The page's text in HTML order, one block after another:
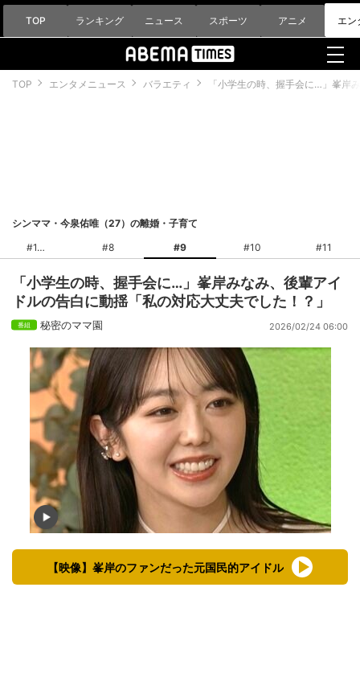
TOP ランキング ニュース スポーツ アニメ エン
TOP エンタメニュース バラエティ 「小学生の時、握手会に…」峯岸
シンママ・今泉佑唯（27）の離婚・子育て
#1
#8 #9 #10 #11
「小学生の時、握手会に…」峯岸みなみ、後輩アイ
ドルの告白に動揺「私の対応大丈夫でした！？」
秘密のママ園 2026/02/24 06:00
【映像】峯岸のファンだった元国民的アイドル